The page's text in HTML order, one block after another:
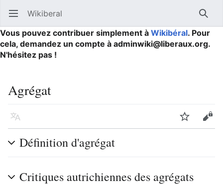
Ouvrir le menu principal Wikiberal
Vous pouvez contribuer simplement à Wikibéral. Pour
cela, demandez un compte à adminwiki@liberaux.org.
N'hésitez pas !
Agrégat
Langue Suivre
Définition d'agrégat
Critiques autrichiennes des agrégats